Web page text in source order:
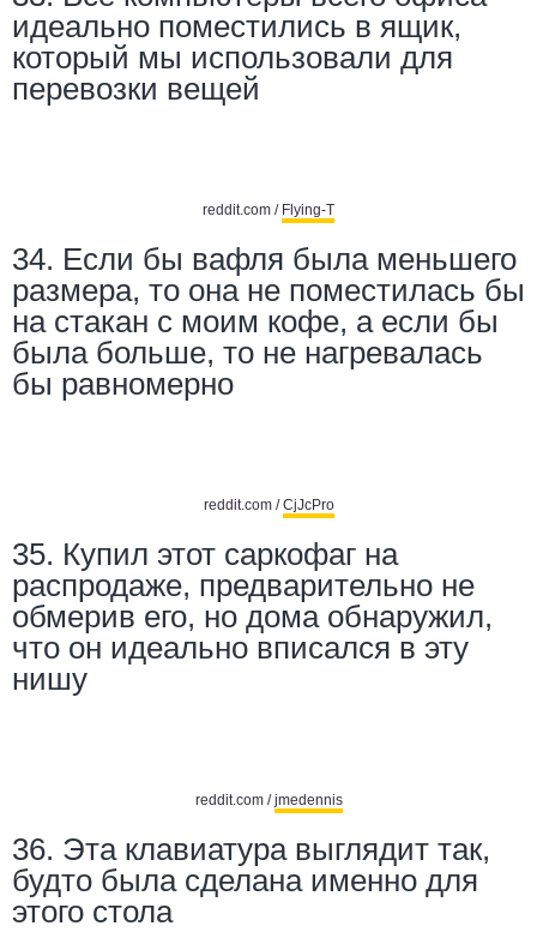
идеально поместились в ящик,
который мы использовали для
перевозки вещей
reddit.com / Flying-T
34. Если бы вафля была меньшего
размера, то она не поместилась бы
на стакан с моим кофе, а если бы
была больше, то не нагревалась
бы равномерно
reddit.com /CjJcPro
35. Купил этот саркофаг на
распродаже, предварительно не
обмерив его, но дома обнаружил,
что он идеально вписался в эту
нишу
reddit.com /jmedennis
36. Эта клавиатура выглядит так,
будто была сделана именно для
этого стола